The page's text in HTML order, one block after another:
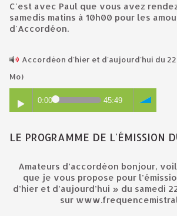
C'est avec Paul que vous avez rendez-vous tous les
samedis matins à 10h00 pour les
d'Accordéon.
Accordéon d'hier et d'aujourd'hui du 22
Mo)
0:00 45:49
LE PROGRAMME DE L'ÉMISSION
Amateurs d’accordéon bonjour,
que je vous propose pour
d’hier et d’aujourd’hui » du samedi
sur